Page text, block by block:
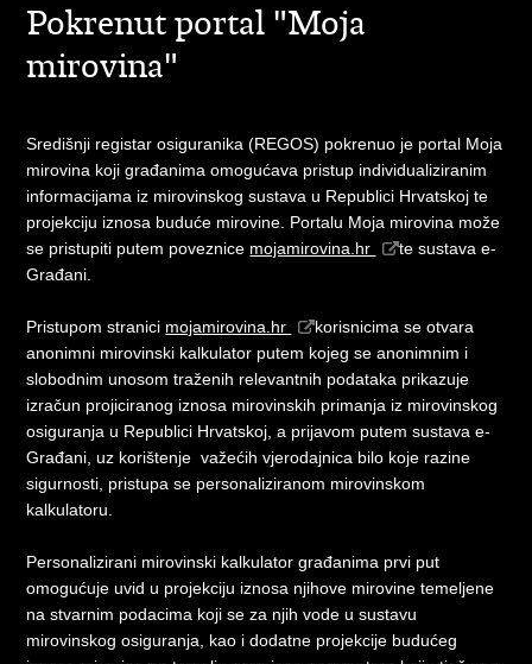
Pokrenut portal "Moja
mirovina"
Središnji registar osiguranika (REGOS) pokrenuo je portal Moja
mirovina koji građanima omogućava pristup individualiziranim
informacijama iz mirovinskog sustava u Republici Hrvatskoj te
projekciju iznosa buduće mirovine. Portalu Moja mirovina može
se pristupiti putem poveznice mojamirovina.hr
te sustava e-
Građani.
Pristupom stranici mojamirovina.hr
korisnicima se otvara
anonimni mirovinski kalkulator putem kojeg se anonimnim i
slobodnim unosom traženih relevantnih podataka prikazuje
izračun projiciranog iznosa mirovinskih primanja iz mirovinskog
osiguranja u Republici Hrvatskoj, a prijavom putem sustava e-
Građani, uz korištenje važećih vjerodajnica bilo koje razine
sigurnosti, pristupa se personaliziranom mirovinskom
kalkulatoru.
Personalizirani mirovinski kalkulator građanima prvi put
omogućuje uvid u projekciju iznosa njihove mirovine temeljene
na stvarnim podacima koji se za njih vode u sustavu
mirovinskog osiguranja, kao i dodatne projekcije budućeg